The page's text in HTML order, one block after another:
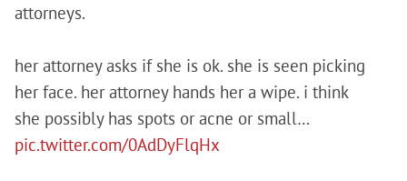
attorneys.
her attorney asks if she is ok. she is seen picking
her face. her attorney hands her a wipe. i think
she possibly has spots or acne or small…
pic.twitter.com/0AdDyFlqHx